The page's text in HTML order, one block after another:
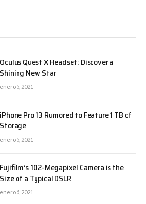
Oculus Quest X Headset: Discover a
Shining New Star
enero 5, 2021
iPhone Pro 13 Rumored to Feature 1 TB of
Storage
enero 5, 2021
Fujifilm’s 102-Megapixel Camera is the
Size of a Typical DSLR
enero 5, 2021